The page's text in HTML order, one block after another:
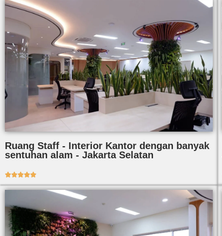
Ruang Staff - Interior Kantor dengan banyak
sentuhan alam - Jakarta Selatan
